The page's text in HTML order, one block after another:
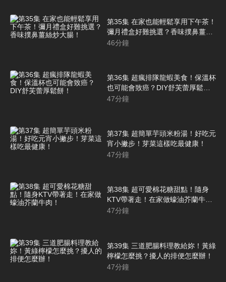
第35集 在家也能輕鬆享用下午茶！
彌月禮盒好難挑選？香味撲鼻薑絲
炒大腸！
46分鐘
第36集 超瘋排隊龍蝦美食！保溫杯
也可能會致癌？DIY舒芙蕾厚鬆
餅！
47分鐘
第37集 超簡單芋頭米粉湯！好吃元
宵小撇步！芽菜這樣吃最健康！
47分鐘
第38集 超可愛棉花糖甜點！隨身
KTV帶著走！在家做蠔油芥蘭牛
肉！
47分鐘
第39集 三道肥腸料理教給妳！黃綠
檸檬怎麼挑？擾人的排便怎麼辦！
47分鐘